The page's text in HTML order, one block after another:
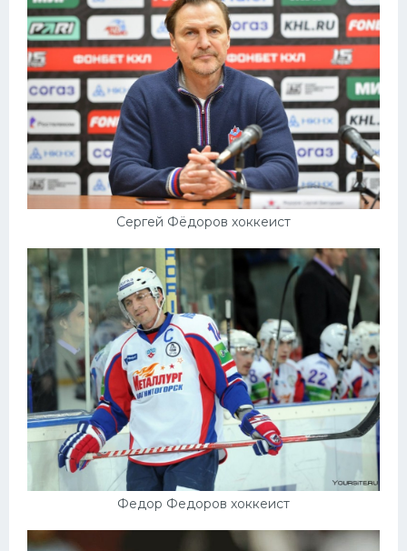
Сергей Фёдоров хоккеист
Федор Федоров хоккеист